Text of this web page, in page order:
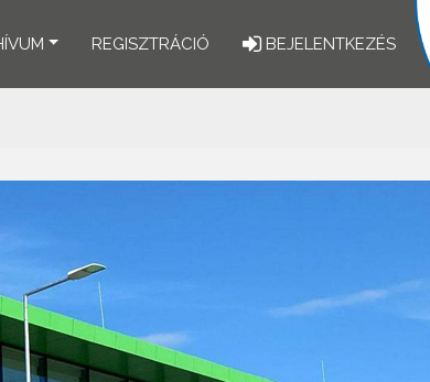
REGISZTRÁCIÓ BEJELENTKEZÉS